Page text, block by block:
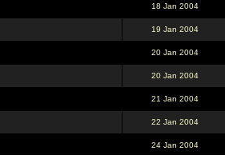
18 Jan 2004
19 Jan 2004
20 Jan 2004
20 Jan 2004
21 Jan 2004
22 Jan 2004
24 Jan 2004